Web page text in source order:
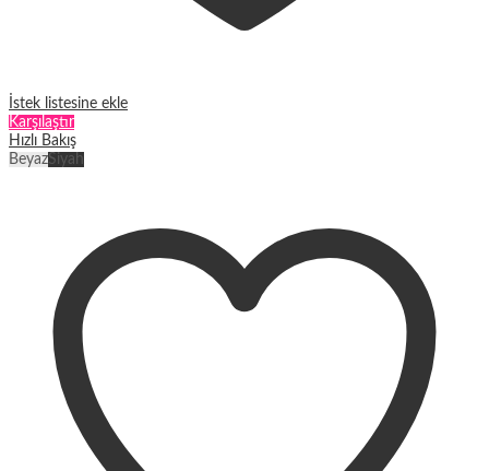
İstek listesine ekle
Karşılaştır
Hızlı Bakış
BeyazSiyah